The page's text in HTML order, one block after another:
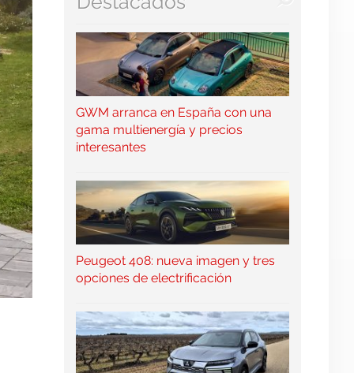
GWM arranca en España con una
gama multienergía y precios
interesantes
Peugeot 408: nueva imagen y tres
opciones de electrificación